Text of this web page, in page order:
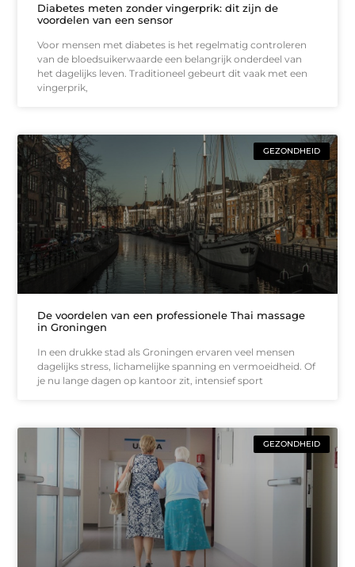
Diabetes meten zonder vingerprik: dit zijn de
voordelen van een sensor
Voor mensen met diabetes is het regelmatig controleren
van de bloedsuikerwaarde een belangrijk onderdeel van
het dagelijks leven. Traditioneel gebeurt dit vaak met een
vingerprik,
GEZONDHEID
De voordelen van een professionele Thai massage
in Groningen
In een drukke stad als Groningen ervaren veel mensen
dagelijks stress, lichamelijke spanning en vermoeidheid. Of
je nu lange dagen op kantoor zit, intensief sport
GEZONDHEID